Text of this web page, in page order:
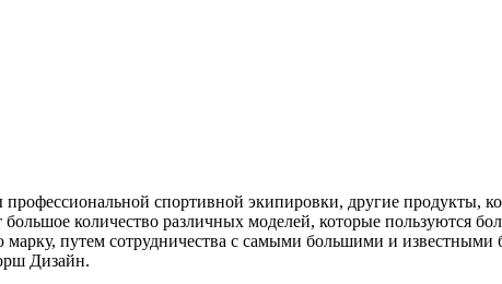
спортивной экипировки, другие продукты,
количество различных моделей, которые пользуются
марку, путем сотрудничества с самыми большими и
Дизайн.